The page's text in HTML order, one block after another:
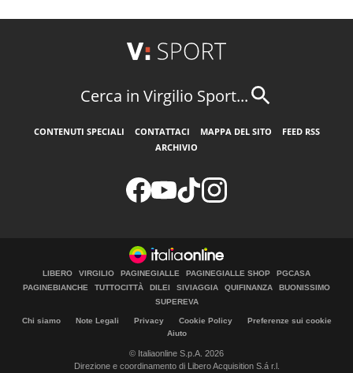
Cerca in Virgilio Sport...
CONTENUTI SPECIALI CONTATTACI MAPPA DEL SITO
FEED RSS
ARCHIVIO
LIBERO VIRGILIO PAGINEGIALLE PAGINEGIALLE SHOP
PGCASA
PAGINEBIANCHE
TUTTOCITTÀ DILEI SIVIAGGIA QUIFINANZA
BUONISSIMO
SUPEREVA
Chi siamo Note Legali Privacy Cookie Policy
Preferenze sui cookie
Aiuto
© Italiaonline S.p.A. 2026
Direzione e coordinamento di Libero Acquisition S.á r.l.